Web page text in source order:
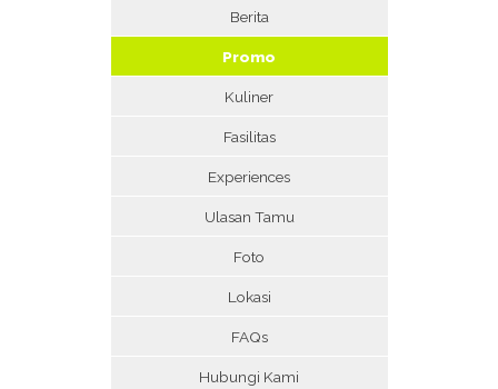
Berita
Promo
Kuliner
Fasilitas
Experiences
Ulasan Tamu
Foto
Lokasi
FAQs
Hubungi Kami